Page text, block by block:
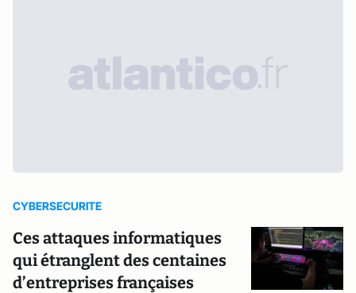
CYBERSECURITE
Ces attaques informatiques
qui étranglent des centaines
d’entreprises françaises